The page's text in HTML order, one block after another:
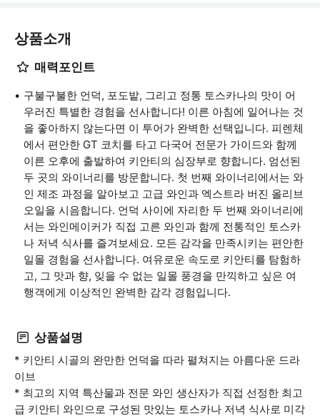
상품소개
매력포인트
구불구불한 언덕, 포도밭, 그리고 정통 토스카나의 맛이 어
우러진 특별한 경험을 선사합니다! 이른 아침에 일어나는 것
을 좋아하지 않는다면 이 투어가 완벽한 선택입니다. 피렌체
에서 편안한 GT 코치를 타고 다국어 전문가 가이드와 함께
이른 오후에 출발하여 키안티의 심장부로 향합니다. 엄선된
두 곳의 와이너리를 방문합니다. 첫 번째 와이너리에서는 와
인 제조 과정을 알아보고 고급 와인과 엑스트라 버진 올리브
오일을 시음합니다. 언덕 사이에 자리한 두 번째 와이너리에
서는 와인메이커가 직접 고른 와인과 함께 전통적인 토스카
나 저녁 식사를 즐겨보세요. 모든 감각을 만족시키는 편안한
일몰 경험을 선사합니다. 여유로운 속도로 키안티를 탐험하
고, 그 맛과 향, 잊을 수 없는 일몰 풍경을 만끽하고 싶은 여
행객에게 이상적인 완벽한 감각 경험입니다.
상품설명
* 키안티 시골의 완만한 언덕을 따라 펼쳐지는 아름다운 드라
이브
* 최고의 지역 특산물과 전문 와인 생산자가 직접 선정한 최고
급 키안티 와인으로 구성된 맛있는 토스카나 저녁 식사로 미각